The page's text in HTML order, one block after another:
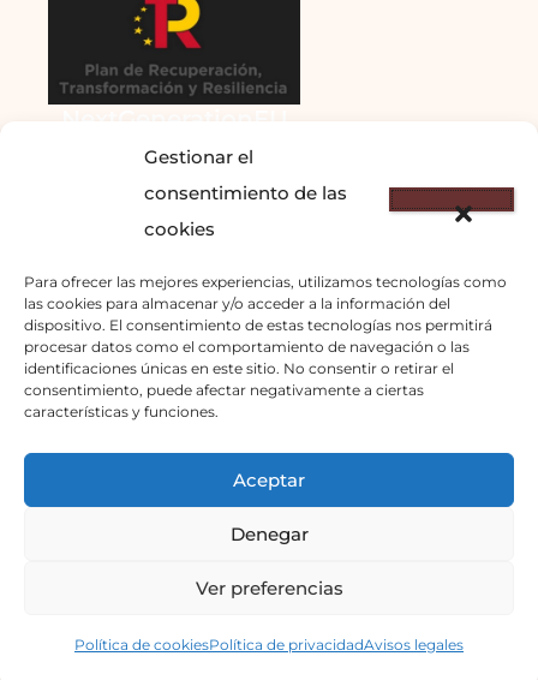
Gestionar el
consentimiento de las
cookies
Para ofrecer las mejores experiencias, utilizamos tecnologías como
las cookies para almacenar y/o acceder a la información del
dispositivo. El consentimiento de estas tecnologías nos permitirá
procesar datos como el comportamiento de navegación o las
identificaciones únicas en este sitio. No consentir o retirar el
consentimiento, puede afectar negativamente a ciertas
características y funciones.
Aceptar
Denegar
Ver preferencias
Política de cookiesPolítica de privacidadAvisos legales
© 2023 – DOMINANTE
COSTA S.L.
info@cosmolga.com
671877303
Avisos Legales